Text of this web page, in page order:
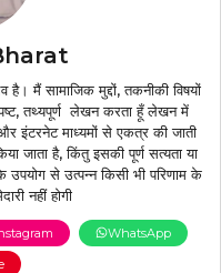
मैं सामाजिक मुद्दों, तकनीकी विषयों
तथ्यपूर्ण लेखन करता हूँ लेखन में
और इंटरनेट माध्यमों से एकत्र की जाती
जाता है, किंतु इसकी पूर्ण सत्यता या
उपयोग से उत्पन्न किसी भी परिणाम के
नहीं होगी
WhatsApp